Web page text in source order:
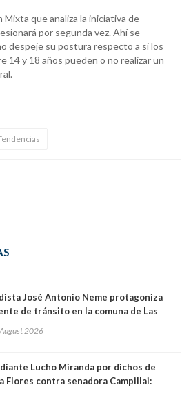
Mixta que analiza la iniciativa de
por segunda vez. Ahí se
despeje su postura respecto a si los
14 y 18 años pueden o no realizar un
José Antonio Neme protagoniza
de tránsito en la comuna de Las
2026
Lucho Miranda por dichos de
Flores contra senadora Campillai: